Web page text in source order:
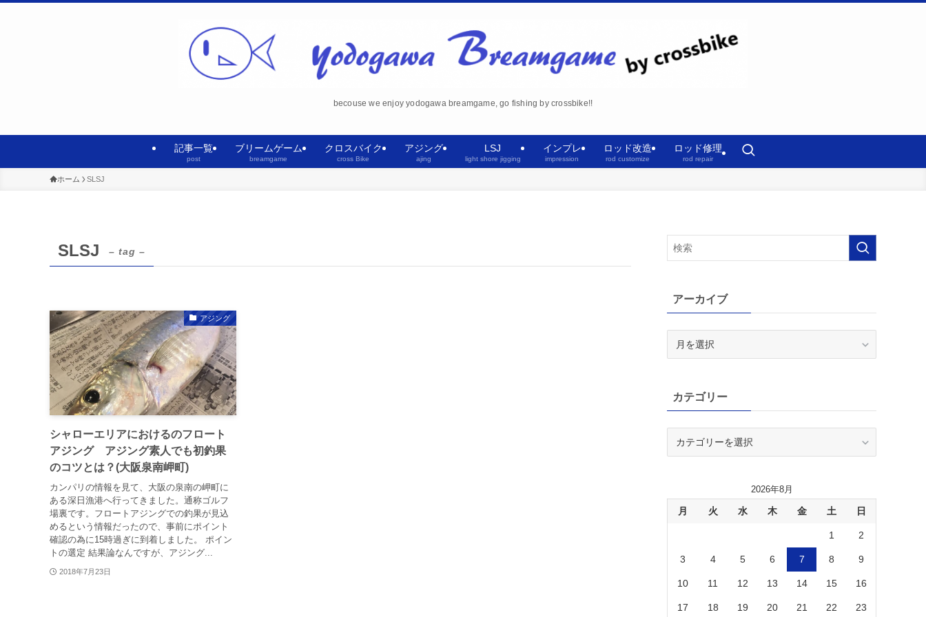
becouse we enjoy yodogawa breamgame, go fishing by crossbike!!
記事一覧
post
ブリームゲーム
breamgame
クロスバイク
cross Bike
アジング
ajing
LSJ
light shore jigging
インプレ
impression
ロッド改造
rod customize
ロッド修理
rod repair
ホーム SLSJ
SLSJ – tag –
アジング
シャローエリアにおけるのフロート
アジング アジング素人でも初釣果
のコツとは？(大阪泉南岬町)
カンパリの情報を見て、大阪の泉南の岬町に
ある深日漁港へ行ってきました。通称ゴルフ
場裏です。フロートアジングでの釣果が見込
めるという情報だったので、事前にポイント
確認の為に15時過ぎに到着しました。 ポイン
トの選定 結果論なんですが、アジング...
2018年7月23日
アーカイブ
ブカテゴリー
2026年8月
月 火 水 木 金 土 日
1 2
3 4 5 6 7 8 9
10 11 12 13 14 15 16
17 18 19 20 21 22 23